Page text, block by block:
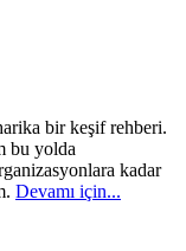
bir keşif rehberi.
bu yolda
kadar
Devamı için...